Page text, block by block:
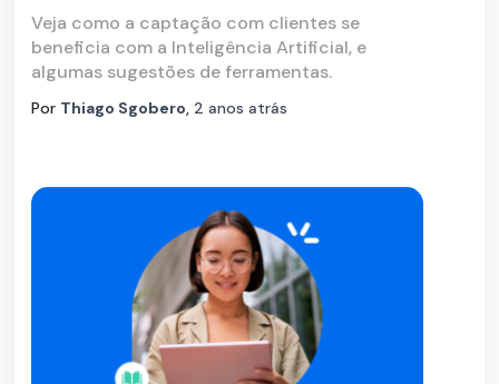
Veja como a captação com clientes se
beneficia com a Inteligência Artificial, e
algumas sugestões de ferramentas.
Por Thiago Sgobero, 2 anos atrás